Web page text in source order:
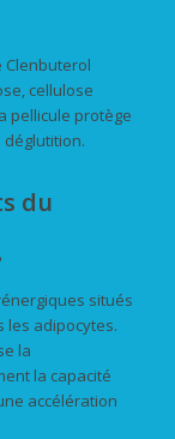
Clenbuterol
cellulose
pellicule protège
déglutition.
du
situés
les adipocytes.
la
la capacité
accélération